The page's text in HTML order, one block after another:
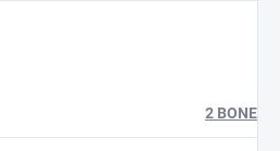
2 BONE